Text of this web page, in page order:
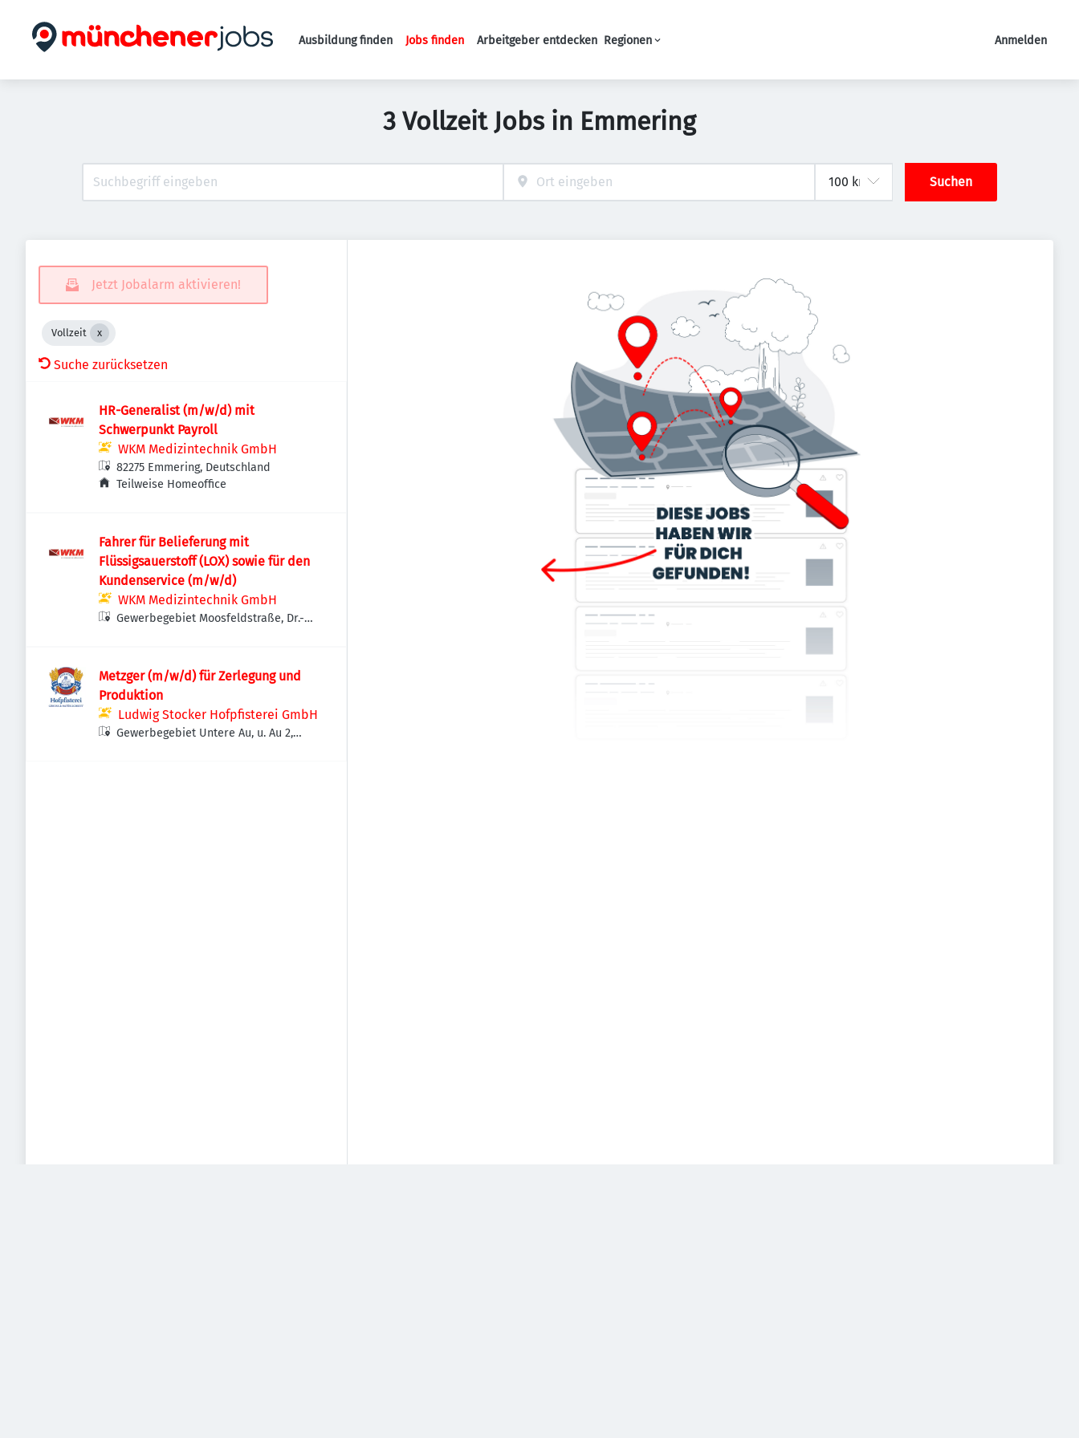
Haupt-Navigation
Ausbildung finden Jobs finden Arbeitgeber entdecken Regionen Anmelden
3 Vollzeit Jobs in Emmering
Suchen
Jetzt Jobalarm aktivieren!
Vollzeit
Suche zurücksetzen
HR-Generalist (m/w/d) mit
Schwerpunkt Payroll
WKM Medizintechnik GmbH
82275 Emmering, Deutschland
Teilweise Homeoffice
Fahrer für Belieferung mit
Flüssigsauerstoff (LOX) sowie für den
Kundenservice (m/w/d)
WKM Medizintechnik GmbH
Gewerbegebiet Moosfeldstraße, Dr.-
Metzger (m/w/d) für Zerlegung und
Produktion
Ludwig Stocker Hofpfisterei GmbH
Gewerbegebiet Untere Au, u. Au 2,